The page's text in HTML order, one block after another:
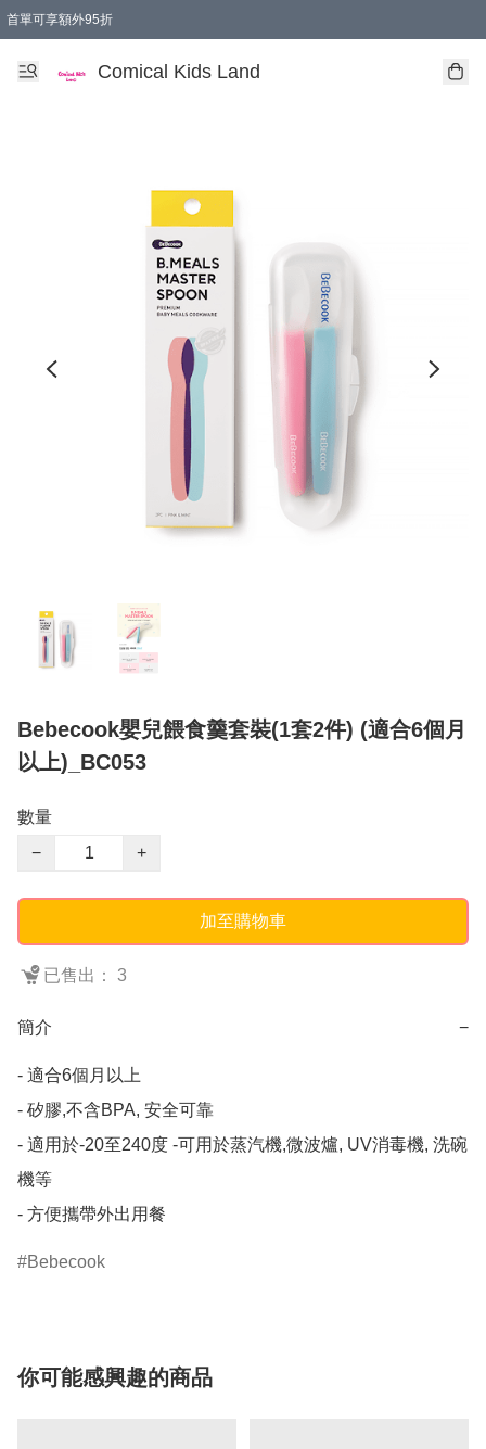
首單可享額外95折
Comical Kids Land
Bebecook嬰兒餵食羹套裝(1套2件) (適合6個月
以上)_BC053
數量
−
+
加至購物車
已售出： 3
簡介 −
- 適合6個月以上
- 矽膠,不含BPA, 安全可靠
- 適用於-20至240度 -可用於蒸汽機,微波爐, UV消毒機, 洗碗
機等
- 方便攜帶外出用餐
Bebecook
你可能感興趣的商品